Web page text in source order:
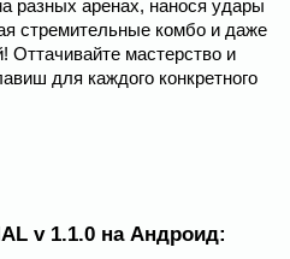
разных аренах, нанося удары
стремительные комбо и даже
Оттачивайте мастерство и
для каждого конкретного
v 1.1.0 на Андроид: